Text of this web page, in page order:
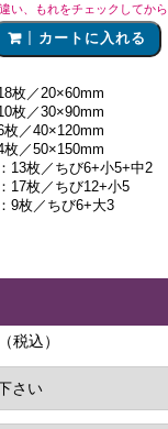
い、もれをチェックしてから
カートに入れる
枚／20×60mm
枚／30×90mm
／40×120mm
／50×150mm
13枚／ちび6+小5+中2
17枚／ちび12+小5
9枚／ちび6+大3
（税込）